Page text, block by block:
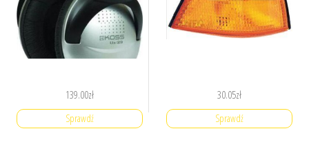
139.00zł
Sprawdź
30.05zł
Sprawdź